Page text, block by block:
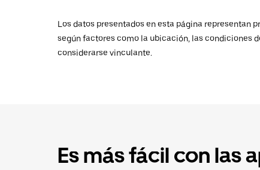
Los datos presentados en esta página representan
según factores como la ubicación, las condiciones
considerarse vinculante.
Es más fácil con las